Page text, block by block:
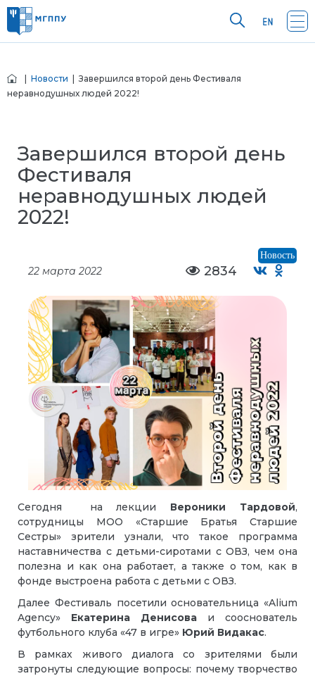
Новости | Завершился второй день Фестиваля
неравнодушных людей 2022!
Завершился второй день
Фестиваля
неравнодушных людей
2022!
Новость
22 марта 2022 2834
Сегодня на лекции Вероники Тардовой,
сотрудницы МОО «Старшие Братья Старшие
Сестры» зрители узнали, что такое программа
наставничества с детьми-сиротами с ОВЗ, чем она
полезна и как она работает, а также о том, как в
фонде выстроена работа с детьми с ОВЗ.
Далее Фестиваль посетили основательница «Alium
Agency» Екатерина Денисова и сооснователь
футбольного клуба «47 в игре» Юрий Видакас.
В рамках живого диалога со зрителями были
затронуты следующие вопросы: почему творчество